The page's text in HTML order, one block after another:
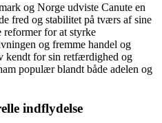
og Norge udviste Canute en
fred og stabilitet på tværs af sine
for at styrke
og fremme handel og
kendt for sin retfærdighed og
populær blandt både adelen og
indflydelse